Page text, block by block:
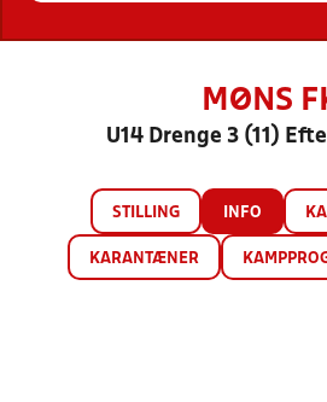
MØNS
U14 Drenge 3 (11)
STILLING INFO
KARANTÆNER